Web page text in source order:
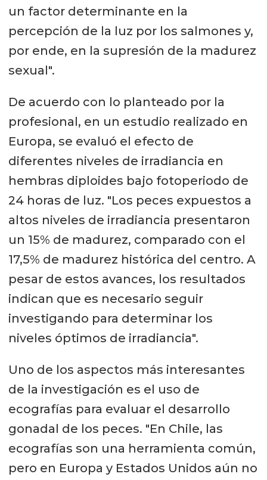
un factor determinante en la
percepción de la luz por los salmones y,
por ende, en la supresión de la madurez
sexual".
De acuerdo con lo planteado por la
profesional, en un estudio realizado en
Europa, se evaluó el efecto de
diferentes niveles de irradiancia en
hembras diploides bajo fotoperiodo de
24 horas de luz. "Los peces expuestos a
altos niveles de irradiancia presentaron
un 15% de madurez, comparado con el
17,5% de madurez histórica del centro. A
pesar de estos avances, los resultados
indican que es necesario seguir
investigando para determinar los
niveles óptimos de irradiancia".
Uno de los aspectos más interesantes
de la investigación es el uso de
ecografías para evaluar el desarrollo
gonadal de los peces. "En Chile, las
ecografías son una herramienta común,
pero en Europa y Estados Unidos aún no